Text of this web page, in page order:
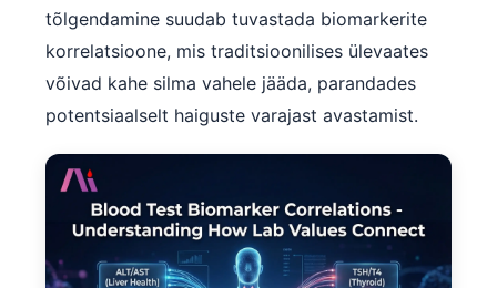
tõlgendamine suudab tuvastada biomarkerite
korrelatsioone, mis traditsioonilises ülevaates
võivad kahe silma vahele jääda, parandades
potentsiaalselt haiguste varajast avastamist.
پښتو
سنڌي
සිංහල
অসমীয়া
Latviešu valoda
Македонски јазик
Euskara